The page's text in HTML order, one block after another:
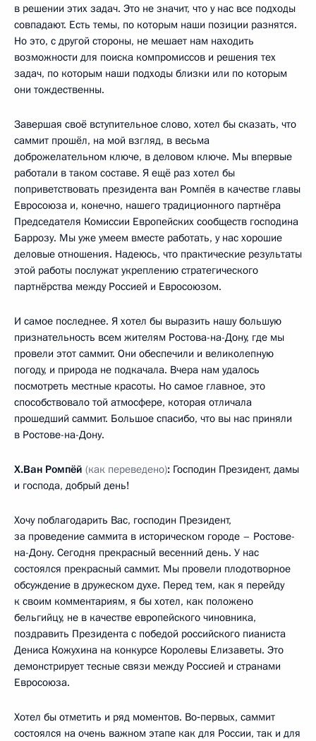
в решении этих задач. Это не значит, что у нас все подходы
совпадают. Есть темы, по которым наши позиции разнятся.
Но это, с другой стороны, не мешает нам находить
возможности для поиска компромиссов и решения тех
задач, по которым наши подходы близки или по которым
они тождественны.
Завершая своё вступительное слово, хотел бы сказать, что
саммит прошёл, на мой взгляд, в весьма
доброжелательном ключе, в деловом ключе. Мы впервые
работали в таком составе. Я ещё раз хотел бы
поприветствовать президента ван Ромпёя в качестве главы
Евросоюза и, конечно, нашего традиционного партнёра
Председателя Комиссии Европейских сообществ господина
Баррозу. Мы уже умеем вместе работать, у нас хорошие
деловые отношения. Надеюсь, что практические результаты
этой работы послужат укреплению стратегического
партнёрства между Россией и Евросоюзом.
И самое последнее. Я хотел бы выразить нашу большую
признательность всем жителям Ростова-на-Дону, где мы
провели этот саммит. Они обеспечили и великолепную
погоду, и природа не подкачала. Вчера нам удалось
посмотреть местные красоты. Но самое главное, это
способствовало той атмосфере, которая отличала
прошедший саммит. Большое спасибо, что вы нас приняли
в Ростове-на-Дону.
Х.Ван Ромпёй (как переведено): Господин Президент, дамы
и господа, добрый день!
Хочу поблагодарить Вас, господин Президент,
за проведение саммита в историческом городе – Ростове-
на-Дону. Сегодня прекрасный весенний день. У нас
состоялся прекрасный саммит. Мы провели плодотворное
обсуждение в дружеском духе. Перед тем, как я перейду
к своим комментариям, я бы хотел, как положено
бельгийцу, не в качестве европейского чиновника,
поздравить Президента с победой российского пианиста
Дениса Кожухина на конкурсе Королевы Елизаветы. Это
демонстрирует тесные связи между Россией и странами
Евросоюза.
Хотел бы отметить и ряд моментов. Во‑первых, саммит
состоялся на очень важном этапе как для России, так и для